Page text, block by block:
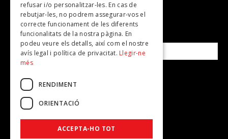
SUBSCRIU-TE A LA NOSTRA NEWSLETTER!
Correu electrònic*
Accepto lapolítica de privacitat
refusar i/o personalitzar-les. En cas de
rebutjar-les, no podrem assegurar-vos el
correcte funcionament de les diferents
funcionalitats de la nostra pàgina. En
podeu veure els detalls, així com el nostre
avís legal i política de privacitat. Llegir-ne
més
RENDIMENT
ORIENTACIÓ
ACCEPTA-HO TOT